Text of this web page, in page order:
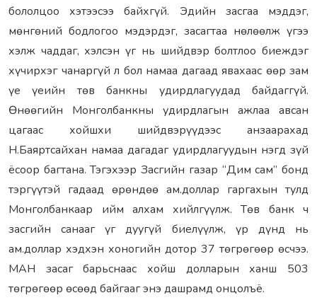
бололцоо хэтээсээ байхгүй. Эдийн засгаа мэддэг,
мөнгөний бодлогоо мэдэрдэг, засагтаа нөлөөлж үгээ
хэлж чаддаг, хэлсэн үг нь шийдвэр болтлоо биеждэг
хүчирхэг чанаргүй л бол намаа дагаад явахаас өөр зам
үе үеийн төв банкны удирдлагуудад байдаггүй.
Өнөөгийн Монголбанкны удирдлагын ажлаа авсан
цагаас хойшхи шийдвэрүүдээс анзаарахад
Н.Баяртсайхан намаа дагадаг удирдлагуудын нэгд зүй
ёсоор багтана. Тэгэхээр Засгийн газар “Дим сам” бонд
тэргүүтэй гадаад өрөндөө ам.доллар гаргахын тулд
Монголбанкаар ийм алхам хийлгүүлж. Төв банк ч
засгийн санааг үг дуугүй биелүүлж, үр дүнд нь
ам.доллар хэдхэн хоногийн дотор 37 төгрөгөөр өсчээ.
МАН засаг барьснаас хойш долларын ханш 503
төгрөгөөр өсөөд байгааг энэ дашрамд онцолъё.